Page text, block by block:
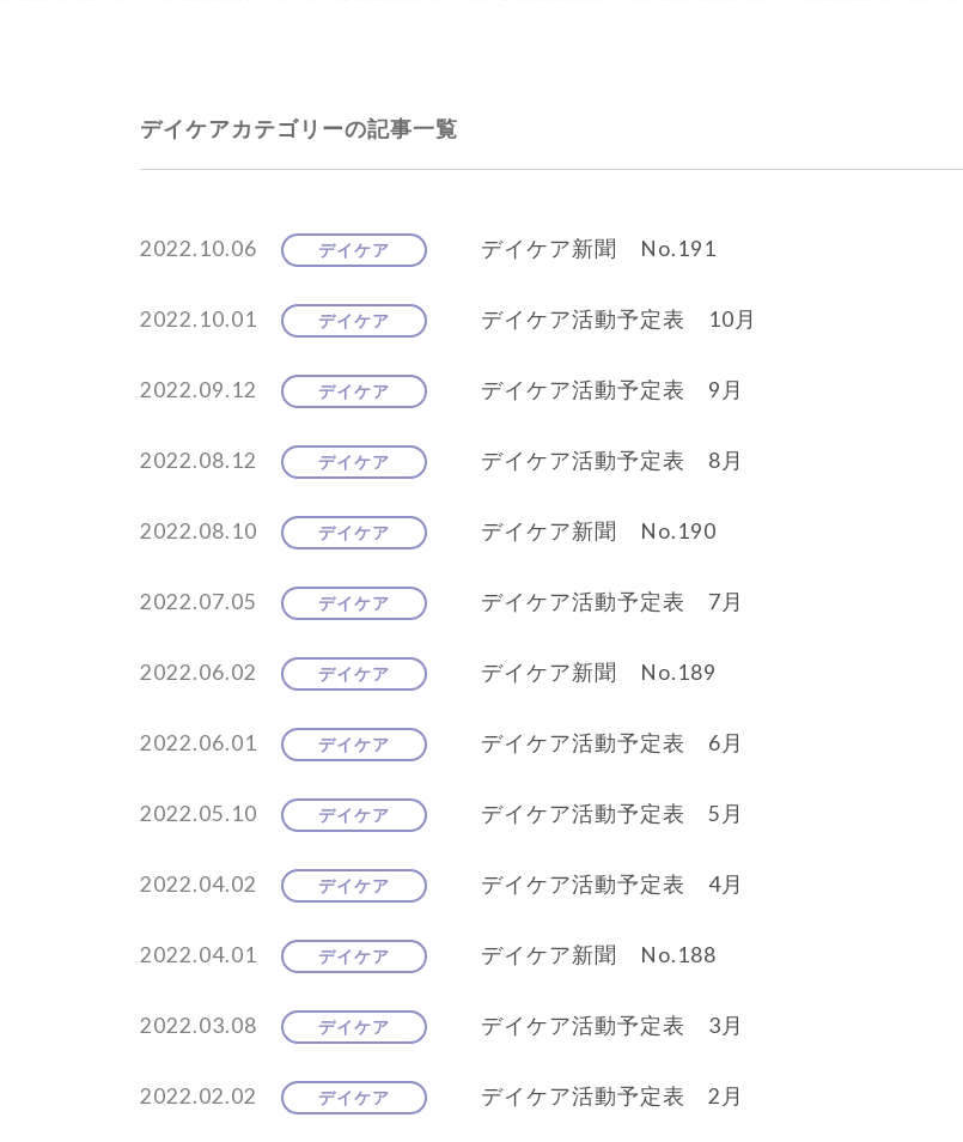
デイケアカテゴリーの記事一覧
2022.10.06 デイケア デイケア新聞 No.191
2022.10.01 デイケア デイケア活動予定表 10月
2022.09.12 デイケア デイケア活動予定表 9月
2022.08.12 デイケア デイケア活動予定表 8月
2022.08.10 デイケア デイケア新聞 No.190
2022.07.05 デイケア デイケア活動予定表 7月
2022.06.02 デイケア デイケア新聞 No.189
2022.06.01 デイケア デイケア活動予定表 6月
2022.05.10 デイケア デイケア活動予定表 5月
2022.04.02 デイケア デイケア活動予定表 4月
2022.04.01 デイケア デイケア新聞 No.188
2022.03.08 デイケア デイケア活動予定表 3月
2022.02.02 デイケア デイケア活動予定表 2月